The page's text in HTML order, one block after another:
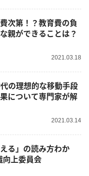
次第！？教育費の負
親ができることは？
2021.03.18
の理想的な移動手段
について専門家が解
2021.03.14
る」の読み方わか
向上委員会